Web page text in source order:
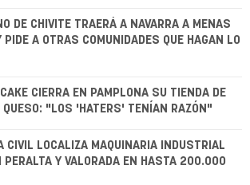
DE CHIVITE TRAERÁ A NAVARRA A MENAS
PIDE A OTRAS COMUNIDADES QUE HAGAN LO
CIERRA EN PAMPLONA SU TIENDA DE
QUESO: "LOS 'HATERS' TENÍAN RAZÓN"
CIVIL LOCALIZA MAQUINARIA INDUSTRIAL
PERALTA Y VALORADA EN HASTA 200.000